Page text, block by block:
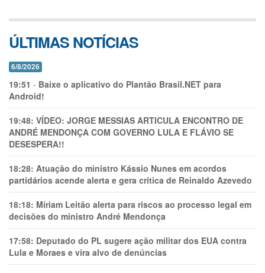
ÚLTIMAS NOTÍCIAS
6/8/2026
19:51 - Baixe o aplicativo do Plantão Brasil.NET para
Android!
19:48: VÍDEO: JORGE MESSIAS ARTICULA ENCONTRO DE
ANDRÉ MENDONÇA COM GOVERNO LULA E FLÁVIO SE
DESESPERA!!
18:28: Atuação do ministro Kássio Nunes em acordos
partidários acende alerta e gera crítica de Reinaldo Azevedo
18:18: Míriam Leitão alerta para riscos ao processo legal em
decisões do ministro André Mendonça
17:58: Deputado do PL sugere ação militar dos EUA contra
Lula e Moraes e vira alvo de denúncias